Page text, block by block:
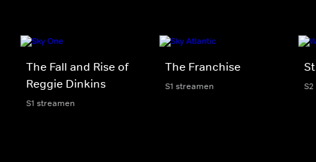
The Fall and Rise of
Reggie Dinkins
S1 streamen
The Franchise
S1 streamen